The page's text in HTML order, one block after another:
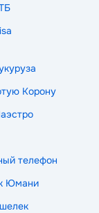
Корону
телефон
Юмани